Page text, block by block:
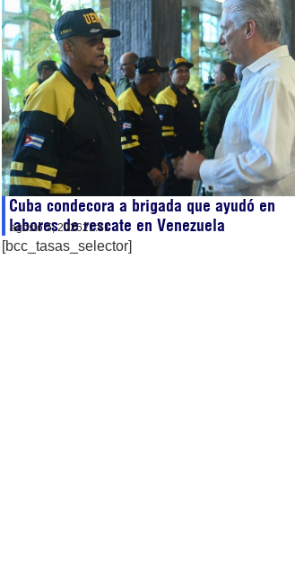
Cuba condecora a brigada que ayudó en
labores de rescate en Venezuela
agosto 5, 202621:41
[bcc_tasas_selector]